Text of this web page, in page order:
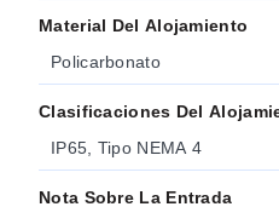
Material Del Alojamiento
Policarbonato
Clasificaciones Del
IP65, Tipo NEMA 4
Nota Sobre La Entrada